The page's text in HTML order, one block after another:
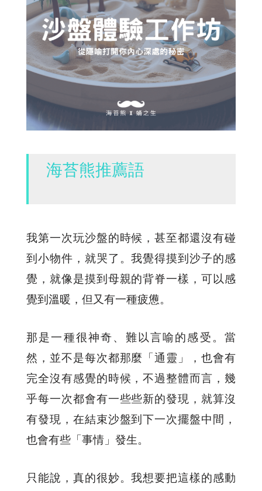
海苔熊推薦語
我第一次玩沙盤的時候，甚至都還沒有碰
到小物件，就哭了。我覺得摸到沙子的感
覺，就像是摸到母親的背脊一樣，可以感
覺到溫暖，但又有一種疲憊。
那是一種很神奇、難以言喻的感受。當
然，並不是每次都那麼「通靈」，也會有
完全沒有感覺的時候，不過整體而言，幾
乎每一次都會有一些些新的發現，就算沒
有發現，在結束沙盤到下一次擺盤中間，
也會有些「事情」發生。
只能說，真的很妙。我想要把這樣的感動